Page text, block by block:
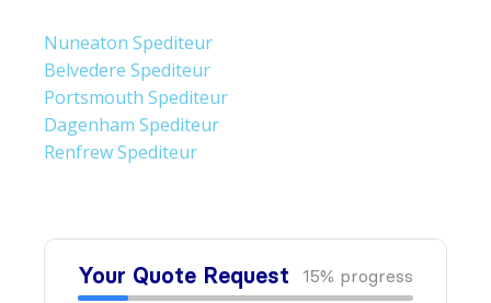
Nuneaton Spediteur
Belvedere Spediteur
Portsmouth Spediteur
Dagenham Spediteur
Renfrew Spediteur